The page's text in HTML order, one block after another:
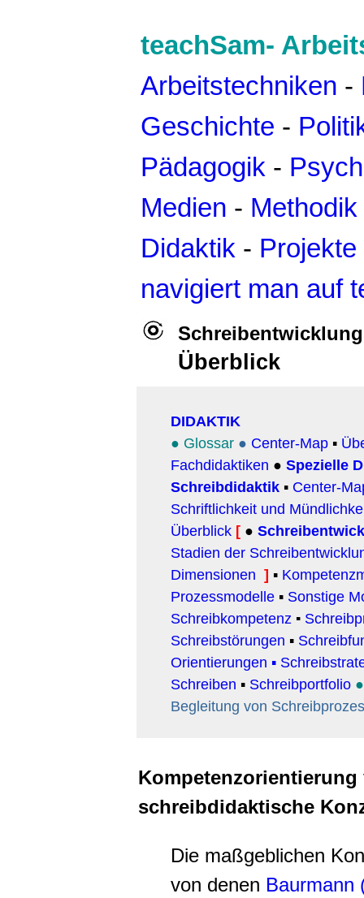
teachSam-
Arbeitstechniken -
Geschichte -
Pädagogik -
Medien -
Didaktik - Projekte
navigiert man auf
Überblick
DIDAKTIK
● Glossar ● Center-Map ▪
Fachdidaktiken ● Spezielle
Schreibdidaktik ▪ Center-
Schriftlichkeit und
Überblick [ ●
Stadien der
Dimensionen ] ▪
Prozessmodelle ▪ Sonstige
Schreibkompetenz ▪
Schreibstörungen ▪
Orientierungen ▪
Schreiben ▪ Schreibportfolio
Begleitung von
Kompetenzorientierung
schreibdidaktische
Die maßgeblichen
von denen Baurmann